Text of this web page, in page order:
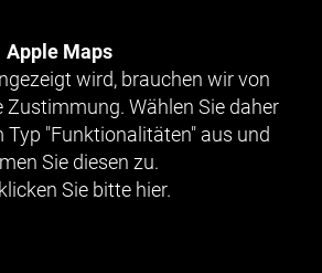
Apple Maps
wird, brauchen wir von
Zustimmung. Wählen Sie daher
Typ "Funktionalitäten" aus und
Sie diesen zu.
Sie bitte hier.